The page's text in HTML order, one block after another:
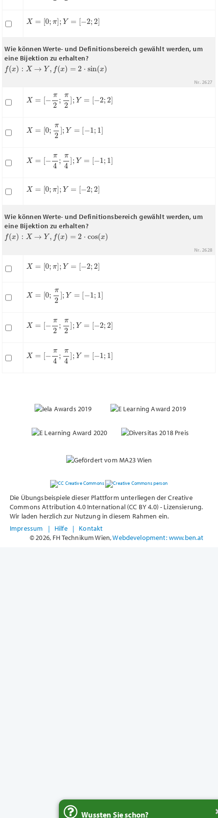
X= 0;π Y =[ ;2 ]
Wie können Werte- und Definitionsbereich gewählt werden, um
eine Bijektion zu erhalten?
f(x ): →Y x) 2⋅ sin x)
Nr. 2627
X= −π 2;π 2]; Y= 2; 2]
X= 0;π 2];Y=[ 1; ]
X= −π 4;π 4]; Y= 1; 1]
X= 0;π Y =[ ;2 ]
Wie können Werte- und Definitionsbereich gewählt werden, um
eine Bijektion zu erhalten?
f(x ): →Y x) 2⋅ cos x)
Nr. 2628
X= 0;π Y =[ ;2 ]
X= 0;π 2];Y=[ 1; ]
X= −π 2;π 2]; Y= 2; 2]
X= −π 4;π 4]; Y= 1; 1]
Die Übungsbeispiele dieser Plattform unterliegen der Creative
Commons Attribution 4.0 International (CC BY 4.0) - Lizensierung.
Wir laden herzlich zur Nutzung in diesem Rahmen ein.
Impressum
| Hilfe | Kontakt
© 2026, FH Technikum Wien,Webdevelopment: www.ben.at
Wussten Sie schon?